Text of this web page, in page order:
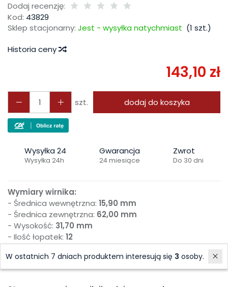
Dodaj recenzję:
Kod: 43829
Sklep stacjonarny: Jest - wysyłka natychmiast (1 szt.)
Historia ceny
143,10 zł
szt. dodaj do koszyka
Wysyłka 24
Wysyłka 24h
Gwarancja
24 miesiące
Zwrot
Do 30 dni
Wymiary wirnika:
- Średnica wewnętrzna: 15,90 mm
- Średnica zewnętrzna: 62,00 mm
- Wysokość: 31,70 mm
- Ilość łopatek: 12
- W zestawie: uszczelka, klin, oring
W ostatnich 7 dniach produktem interesują się 3 osoby.